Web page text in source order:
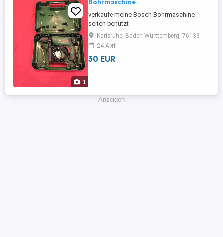
1
Bohrmaschine
verkaufe meine Bosch Bohrmaschine
selten benutzt
Karlsruhe, Baden-Württemberg, 76133
24 April
30 EUR
Anzeigen